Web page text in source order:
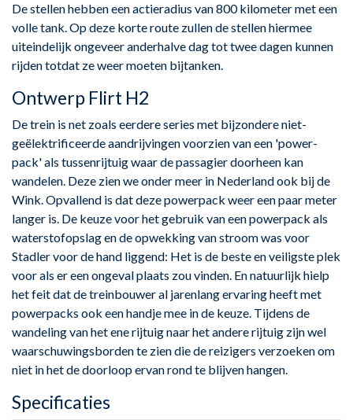
De stellen hebben een actieradius van 800 kilometer met een
volle tank. Op deze korte route zullen de stellen hiermee
uiteindelijk ongeveer anderhalve dag tot twee dagen kunnen
rijden totdat ze weer moeten bijtanken.
Ontwerp Flirt H2
De trein is net zoals eerdere series met bijzondere niet-
geëlektrificeerde aandrijvingen voorzien van een 'power-
pack' als tussenrijtuig waar de passagier doorheen kan
wandelen. Deze zien we onder meer in Nederland ook bij de
Wink. Opvallend is dat deze powerpack weer een paar meter
langer is. De keuze voor het gebruik van een powerpack als
waterstofopslag en de opwekking van stroom was voor
Stadler voor de hand liggend: Het is de beste en veiligste plek
voor als er een ongeval plaats zou vinden. En natuurlijk hielp
het feit dat de treinbouwer al jarenlang ervaring heeft met
powerpacks ook een handje mee in de keuze. Tijdens de
wandeling van het ene rijtuig naar het andere rijtuig zijn wel
waarschuwingsborden te zien die de reizigers verzoeken om
niet in het de doorloop ervan rond te blijven hangen.
Specificaties